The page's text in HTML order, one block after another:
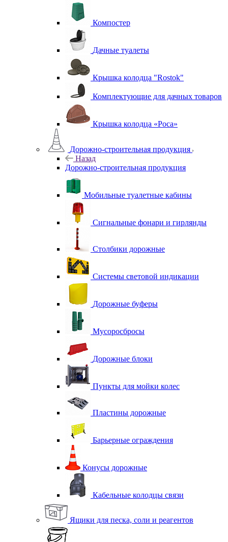
Компостер
Дачные туалеты
Крышка колодца "Rostok"
Комплектующие для дачных товаров
Крышка колодца «Роса»
Дорожно-строительная продукция
Назад
Дорожно-строительная продукция
Мобильные туалетные кабины
Сигнальные фонари и гирлянды
Столбики дорожные
Системы световой индикации
Дорожные буферы
Мусоросбросы
Дорожные блоки
Пункты для мойки колес
Пластины дорожные
Барьерные ограждения
Конусы дорожные
Кабельные колодцы связи
Ящики для песка, соли и реагентов